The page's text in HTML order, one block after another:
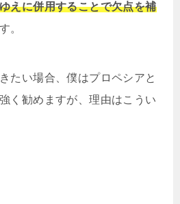
えに併用することで欠点を補
。
たい場合、僕はプロペシアと
く勧めますが、理由はこうい